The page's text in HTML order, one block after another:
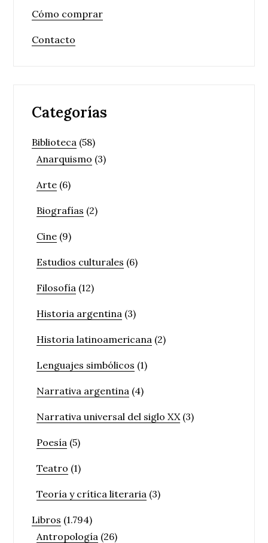
Cómo comprar
Contacto
Categorías
Biblioteca (58)
Anarquismo (3)
Arte (6)
Biografías (2)
Cine (9)
Estudios culturales (6)
Filosofía (12)
Historia argentina (3)
Historia latinoamericana (2)
Lenguajes simbólicos (1)
Narrativa argentina (4)
Narrativa universal del siglo XX(3)
Poesía (5)
Teatro (1)
Teoría y crítica literaria (3)
Libros (1.794)
Antropología (26)